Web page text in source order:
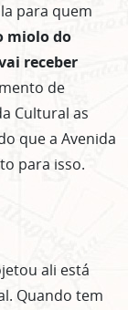
para quem
miolo do
receber
de
Cultural as
que a Avenida
para isso.
ali está
Quando tem